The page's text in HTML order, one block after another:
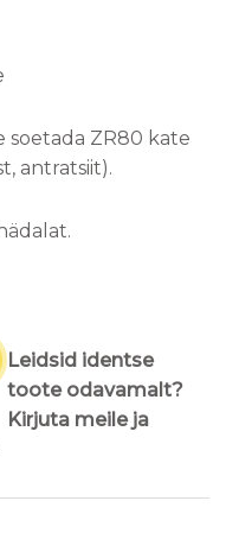
soetada ZR80 kate
antratsiit).
Leidsid identse
toote odavamalt?
Kirjuta meile ja